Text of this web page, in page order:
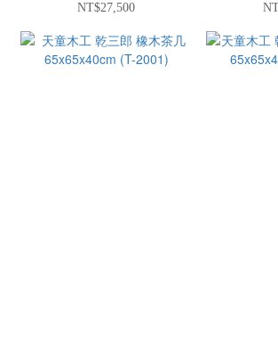
NT$27,500